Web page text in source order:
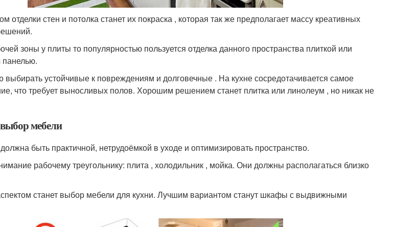
отделки стен и потолка станет их покраска , которая так же предполагает массу креативных
зоны у плиты то популярностью пользуется отделка данного пространства плиткой или
панелью.
выбирать устойчивые к повреждениям и долговечные . На кухне сосредотачивается самое
что требует выносливых полов. Хорошим решением станет плитка или линолеум , но никак не
мебели
быть практичной, нетрудоёмкой в уходе и оптимизировать пространство.
рабочему треугольнику: плита , холодильник , мойка. Они должны располагаться близко
станет выбор мебели для кухни. Лучшим вариантом станут шкафы с выдвижными